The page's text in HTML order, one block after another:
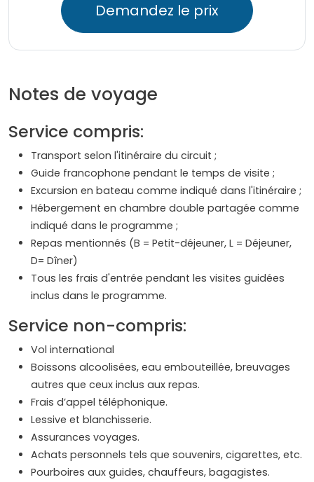
Demandez le prix
Notes de voyage
Service compris:
Transport selon l'itinéraire du circuit ;
Guide francophone pendant le temps de visite ;
Excursion en bateau comme indiqué dans l'itinéraire ;
Hébergement en chambre double partagée comme
indiqué dans le programme ;
Repas mentionnés (B = Petit-déjeuner, L = Déjeuner,
D= Dîner)
Tous les frais d'entrée pendant les visites guidées
inclus dans le programme.
Service non-compris:
Vol international
Boissons alcoolisées, eau embouteillée, breuvages
autres que ceux inclus aux repas.
Frais d’appel téléphonique.
Lessive et blanchisserie.
Assurances voyages.
Achats personnels tels que souvenirs, cigarettes, etc.
Pourboires aux guides, chauffeurs, bagagistes.